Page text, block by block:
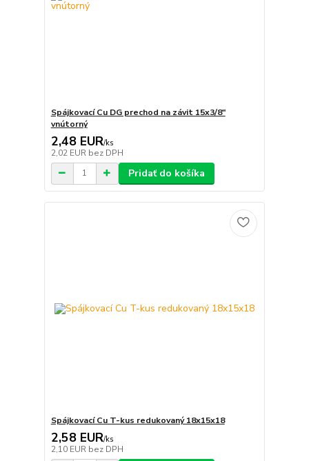
Spájkovací Cu DG prechod na závit 15x3/8"
vnútorný
2,48 EUR/ks
2,02 EUR bez DPH
Pridať do košíka
Spájkovací Cu T-kus redukovaný 18x15x18
2,58 EUR/ks
2,10 EUR bez DPH